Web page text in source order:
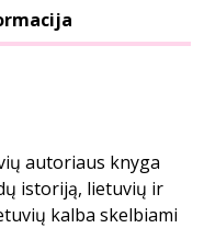
autoriaus knyga
istoriją, lietuvių ir
kalba skelbiami